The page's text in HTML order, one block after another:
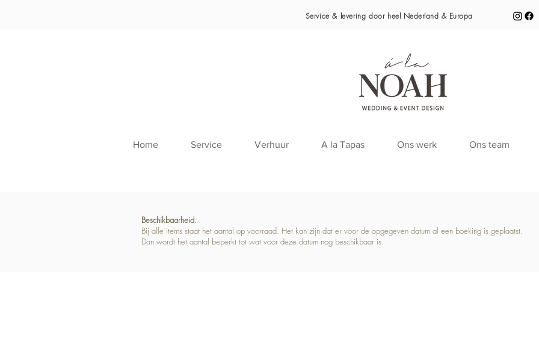
Service & levering door heel Nederland & Europa
Home Service Verhuur A la Tapas Ons werk Ons team
Beschikbaarheid.
Bij alle items staat het aantal op voorraad. Het kan zijn dat er voor de opgegeven datum al een boeking is geplaatst.
Dan wordt het aantal beperkt tot wat voor deze datum nog beschikbaar is.